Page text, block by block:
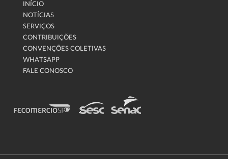
INÍCIO
NOTÍCIAS
SERVIÇOS
CONTRIBUIÇÕES
CONVENÇÕES COLETIVAS
WHATSAPP
FALE CONOSCO